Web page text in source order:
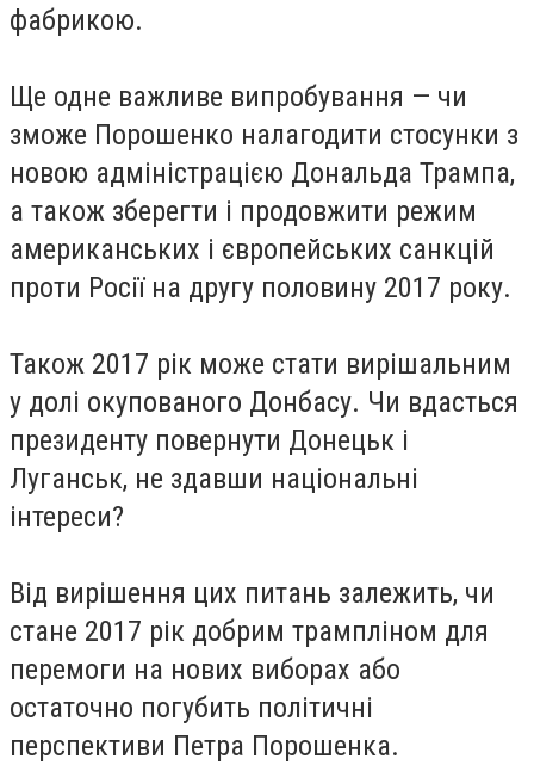
фабрикою.
Ще одне важливе випробування — чи
зможе Порошенко налагодити стосунки з
новою адміністрацією Дональда Трампа,
а також зберегти і продовжити режим
американських і європейських санкцій
проти Росії на другу половину 2017 року.
Також 2017 рік може стати вирішальним
у долі окупованого Донбасу. Чи вдасться
президенту повернути Донецьк і
Луганськ, не здавши національні
інтереси?
Від вирішення цих питань залежить, чи
стане 2017 рік добрим трампліном для
перемоги на нових виборах або
остаточно погубить політичні
перспективи Петра Порошенка.